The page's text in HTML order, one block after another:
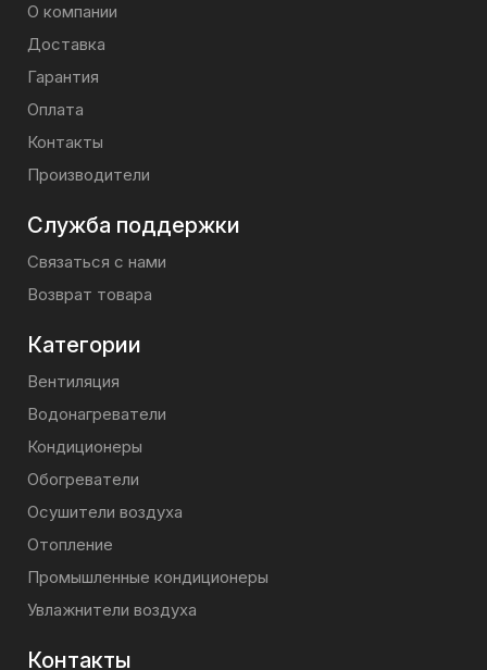
О компании
Доставка
Гарантия
Оплата
Контакты
Производители
Служба поддержки
Связаться с нами
Возврат товара
Категории
Вентиляция
Водонагреватели
Кондиционеры
Обогреватели
Осушители воздуха
Отопление
Промышленные кондиционеры
Увлажнители воздуха
Контакты